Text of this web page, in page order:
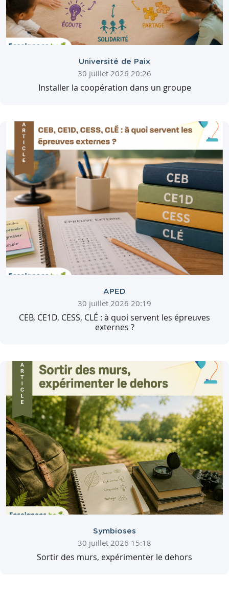
Université de Paix
30 juillet 2026 20:26
Installer la coopération dans un groupe
APED
30 juillet 2026 20:19
CEB, CE1D, CESS, CLÉ : à quoi servent les épreuves
externes ?
Symbioses
30 juillet 2026 15:18
Sortir des murs, expérimenter le dehors